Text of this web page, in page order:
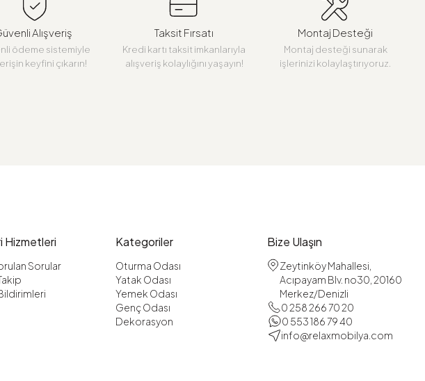
Alışveriş
ödeme sistemiyle
keyfini çıkarın!
Taksit Fırsatı
Kredi kartı taksit imkanlarıyla
alışveriş kolaylığını yaşayın!
Montaj Desteği
Montaj desteği sunarak
işlerinizi kolaylaştırıyoruz.
Hizmetleri
Sorular
Kategoriler
Oturma Odası
Yatak Odası
Yemek Odası
Genç Odası
Dekorasyon
Bize Ulaşın
Zeytinköy Mahallesi,
Acıpayam Blv. no30, 20160
Merkez/Denizli
0 258 266 70 20
0 553 186 79 40
info@relaxmobilya.com